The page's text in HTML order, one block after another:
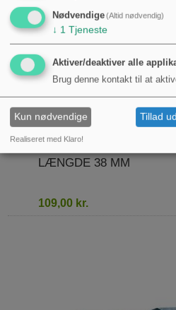
LÆNGDE 38 MM
109,00 kr.
Nødvendige(Altid nødvendig)
↓ 1 Tjeneste
Aktiver/deaktiver alle
Brug denne kontakt til at
Kun nødvendige Tillad
Realiseret med Klaro!